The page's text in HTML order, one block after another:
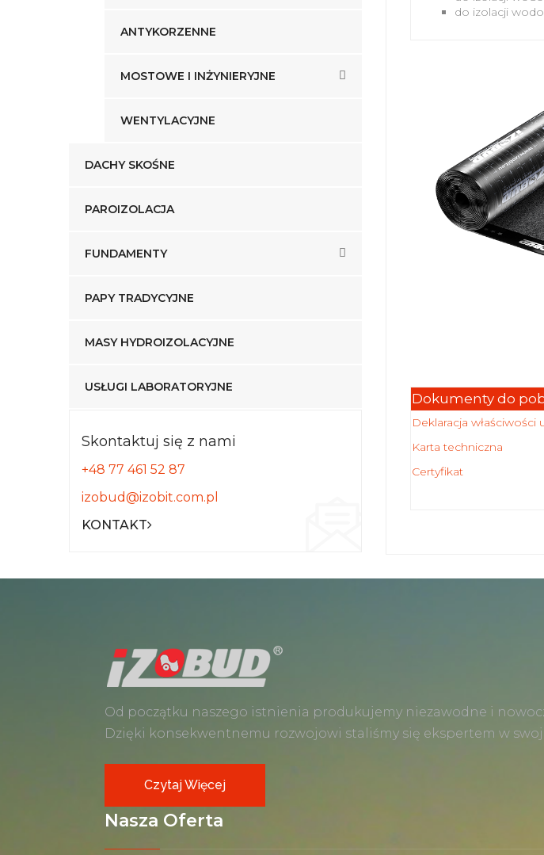
ANTYKORZENNE
MOSTOWE I INŻYNIERYJNE
WENTYLACYJNE
DACHY SKOŚNE
PAROIZOLACJA
FUNDAMENTY
PAPY TRADYCYJNE
MASY HYDROIZOLACYJNE
USŁUGI LABORATORYJNE
Skontaktuj się z nami
+48 77 461 52 87
izobud@izobit.com.pl
KONTAKT
do izolacji
Dokumenty do
Deklaracja właściwości
Karta techniczna
Certyfikat
Od początku naszego istnienia produkujemy niezawodne i
Dzięki konsekwentnemu rozwojowi staliśmy się ekspertem w
Czytaj Więcej
Nasza Oferta